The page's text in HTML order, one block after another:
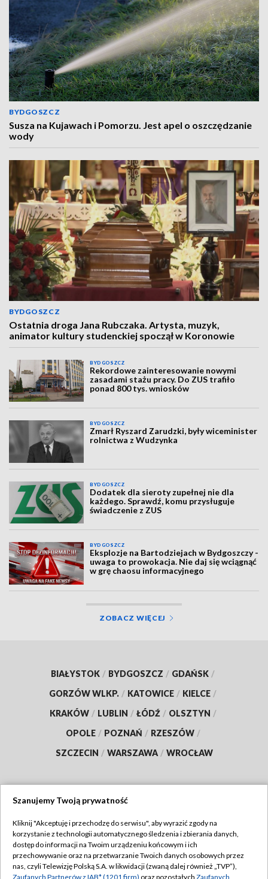
BYDGOSZCZ
Susza na Kujawach i Pomorzu. Jest apel o oszczędzanie
wody
BYDGOSZCZ
Ostatnia droga Jana Rubczaka. Artysta, muzyk,
animator kultury studenckiej spoczął w Koronowie
BYDGOSZCZ
Rekordowe zainteresowanie nowymi
zasadami stażu pracy. Do ZUS trafiło
ponad 800 tys. wniosków
BYDGOSZCZ
Zmarł Ryszard Zarudzki, były wiceminister
rolnictwa z Wudzynka
BYDGOSZCZ
Dodatek dla sieroty zupełnej nie dla
każdego. Sprawdź, komu przysługuje
świadczenie z ZUS
BYDGOSZCZ
Eksplozje na Bartodziejach w Bydgoszczy -
uwaga to prowokacja. Nie daj się wciągnąć
w grę chaosu informacyjnego
ZOBACZ WIĘCEJ
BIAŁYSTOK / BYDGOSZCZ / GDAŃSK /
GORZÓW WLKP. / KATOWICE / KIELCE /
KRAKÓW / LUBLIN / ŁÓDŹ / OLSZTYN /
OPOLE / POZNAŃ / RZESZÓW /
SZCZECIN / WARSZAWA / WROCŁAW
TVP
Abonament TVP
Emisja w TVP
Regulamin TVP
Szanujemy Twoją prywatność
Kliknij "Akceptuję i przechodzę do serwisu", aby wyrazić zgody na
korzystanie z technologii automatycznego śledzenia i zbierania danych,
dostęp do informacji na Twoim urządzeniu końcowym i ich
przechowywanie oraz na przetwarzanie Twoich danych osobowych przez
nas, czyli Telewizję Polską S.A. w likwidacji (zwaną dalej również „TVP”),
Zaufanych Partnerów z IAB* (1201 firm) oraz pozostałych Zaufanych